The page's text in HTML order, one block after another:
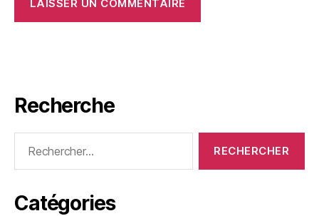
Recherche
Catégories